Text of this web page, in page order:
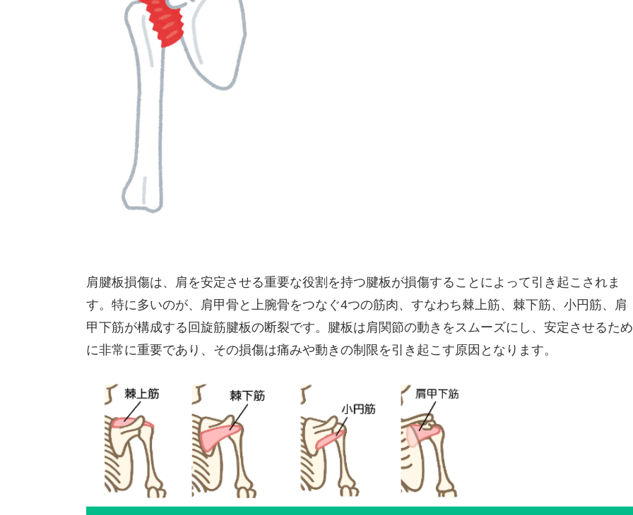
肩腱板損傷は、肩を安定させる重要な役割を持つ腱板が損傷することによって引き起こされま
す。特に多いのが、肩甲骨と上腕骨をつなぐ4つの筋肉、すなわち棘上筋、棘下筋、小円筋、肩
甲下筋が構成する回旋筋腱板の断裂です。腱板は肩関節の動きをスムーズにし、安定させるため
に非常に重要であり、その損傷は痛みや動きの制限を引き起こす原因となります。